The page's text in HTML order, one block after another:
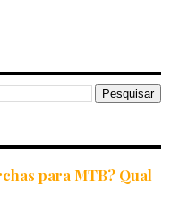
para MTB? Qual